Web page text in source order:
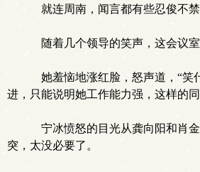
就连周南，闻言都有些忍俊不
随着几个领导的笑声，这会议
她羞恼地涨红脸，怒声道，“笑
进，只能说明她工作能力强，这样的
宁冰愤怒的目光从龚向阳和肖
突，太没必要了。